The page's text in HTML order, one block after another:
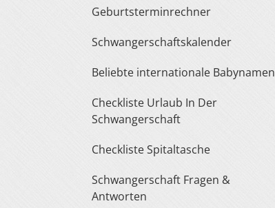
Geburtsterminrechner
Schwangerschaftskalender
Beliebte internationale Babynamen
Checkliste Urlaub In Der
Schwangerschaft
Checkliste Spitaltasche
Schwangerschaft Fragen &
Antworten